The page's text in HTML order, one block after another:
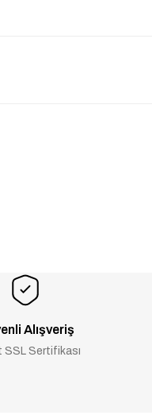
Alışveriş
SSL Sertifikası